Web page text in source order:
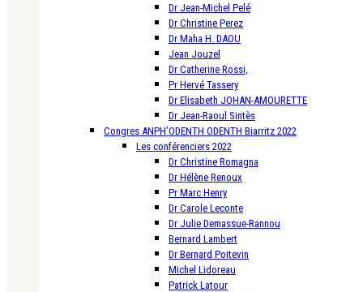
Dr Jean-Michel Pelé
Dr Christine Perez
Dr Maha H. DAOU
Jean Jouzel
Dr Catherine Rossi,
Pr Hervé Tassery
Dr Elisabeth JOHAN-AMOURETTE
Dr Jean-Raoul Sintès
Congres ANPH’ODENTH ODENTH Biarritz 2022
Les conférenciers 2022
Dr Christine Romagna
Dr Hélène Renoux
Pr Marc Henry
Dr Carole Leconte
Dr Julie Demassue-Rannou
Bernard Lambert
Dr Bernard Poitevin
Michel Lidoreau
Patrick Latour